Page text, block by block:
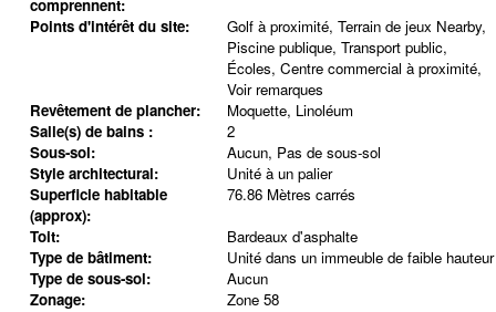
comprennent:
Points d'intérêt du site:
Golf à proximité, Terrain de jeux Nearby,
Piscine publique, Transport public,
Écoles, Centre commercial à proximité,
Voir remarques
Revêtement de plancher:
Moquette, Linoléum
Salle(s) de bains :
2
Sous-sol:
Aucun, Pas de sous-sol
Style architectural:
Unité à un palier
Superficie habitable
(approx):
76.86 Mètres carrés
Toit:
Bardeaux d'asphalte
Type de bâtiment:
Unité dans un immeuble de faible hauteur
Type de sous-sol:
Aucun
Zonage:
Zone 58